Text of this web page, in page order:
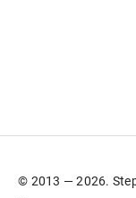
© 2013 — 2026.